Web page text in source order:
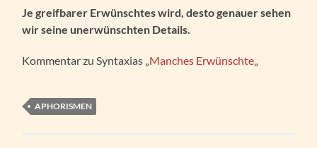
Je greifbarer Erwünschtes wird, desto genauer sehen
wir seine unerwünschten Details.
Kommentar zu Syntaxias „ Manches Erwünschte
APHORISMEN